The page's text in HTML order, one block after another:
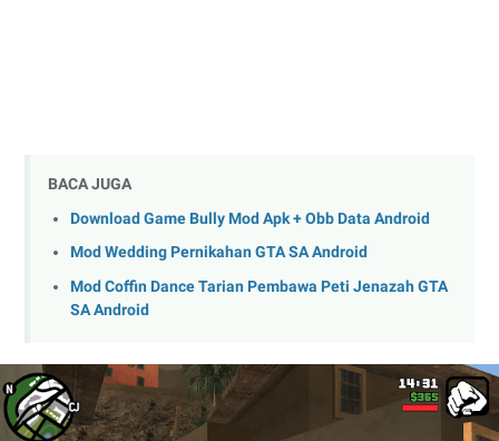
BACA JUGA
Download Game Bully Mod Apk + Obb Data Android
Mod Wedding Pernikahan GTA SA Android
Mod Coffin Dance Tarian Pembawa Peti Jenazah GTA
SA Android